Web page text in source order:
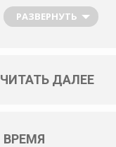
РАЗВЕРНУТЬ
ЧИТАТЬ ДАЛЕЕ
ВРЕМЯ